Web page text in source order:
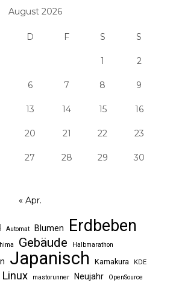
August 2026
D F S S
1 2
6 7 8 9
13 14 15 16
20 21 22 23
27 28 29 30
« Apr.
Automat Blumen Erdbeben
Gebäude Halbmarathon
Japanisch Kamakura KDE
Linux mastorunner Neujahr
OpenSource